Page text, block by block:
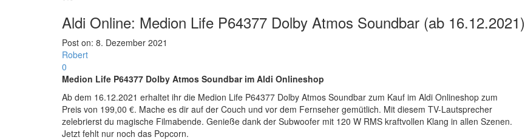
Aldi Online: Medion Life P64377 Dolby Atmos Soundbar (ab 16.12.2021)
Post on: 8. Dezember 2021
Robert
0
Medion Life P64377 Dolby Atmos Soundbar im Aldi Onlineshop
Ab dem 16.12.2021 erhaltet ihr die Medion Life P64377 Dolby Atmos Soundbar zum Kauf im Aldi Onlineshop zum
Preis von 199,00 €. Mache es dir auf der Couch und vor dem Fernseher gemütlich. Mit diesem TV-Lautsprecher
zelebrierst du magische Filmabende. Genieße dank der Subwoofer mit 120 W RMS kraftvollen Klang in allen Szenen.
Jetzt fehlt nur noch das Popcorn.